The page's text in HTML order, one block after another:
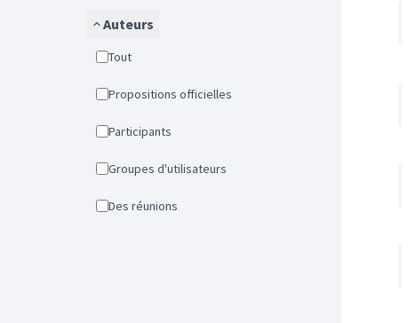
Auteurs
Tout
Propositions officielles
Participants
Groupes d'utilisateurs
Des réunions